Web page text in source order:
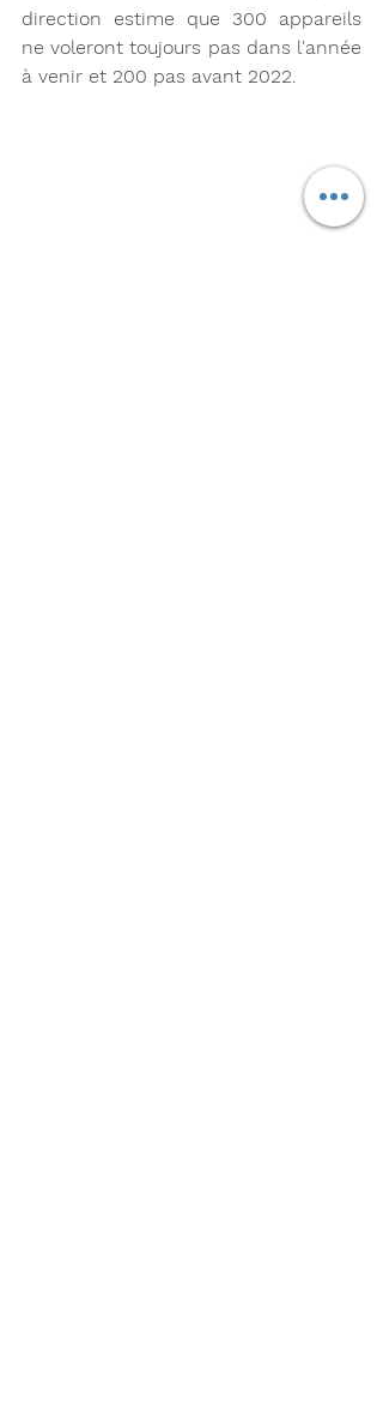
direction estime que 300 appareils
ne voleront toujours pas dans l'année
à venir et 200 pas avant 2022.